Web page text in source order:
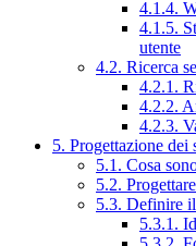
4.1.4.
4.1.5.
utente
4.2. Ricerca
4.2.1.
4.2.2.
4.2.3.
5. Progettazione dei
5.1. Cosa
5.2.
5.3. Definire
5.3.1.